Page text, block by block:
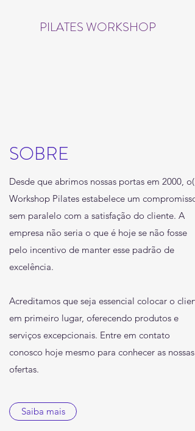
PILATES WORKSHOP
SOBRE
Desde que abrimos nossas portas em 2000,
Workshop Pilates estabelece um compromisso
sem paralelo com a satisfação do cliente. A
empresa não seria o que é hoje se não fosse
pelo incentivo de manter esse padrão de
excelência.
Acreditamos que seja essencial colocar o
em primeiro lugar, oferecendo produtos e
serviços excepcionais. Entre em contato
conosco hoje mesmo para conhecer as nossas
ofertas.
Saiba mais